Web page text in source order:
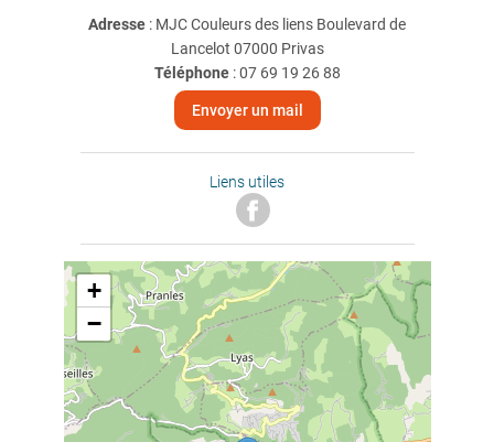
Adresse : MJC Couleurs des liens Boulevard de
Lancelot 07000 Privas
Téléphone:07 69 19 26 88
Envoyer un mail
Liens utiles
+
−